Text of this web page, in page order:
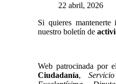
22 abril, 2026
Si quieres mantenerte
nuestro boletín de
Web patrocinada por el
Ciudadanía,